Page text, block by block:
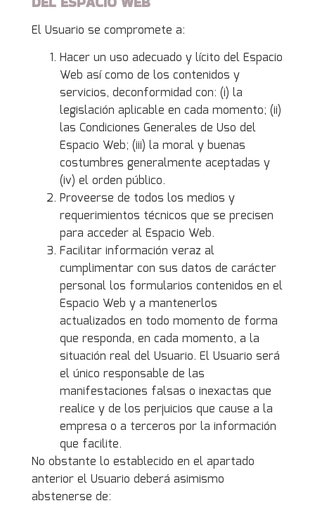
El Usuario se compromete a:
Hacer un uso adecuado y lícito del Espacio
Web así como de los contenidos y
servicios, deconformidad con: (i) la
legislación aplicable en cada momento; (ii)
las Condiciones Generales de Uso del
Espacio Web; (iii) la moral y buenas
costumbres generalmente aceptadas y
(iv) el orden público.
Proveerse de todos los medios y
requerimientos técnicos que se precisen
para acceder al Espacio Web.
Facilitar información veraz al
cumplimentar con sus datos de carácter
personal los formularios contenidos en el
Espacio Web y a mantenerlos
actualizados en todo momento de forma
que responda, en cada momento, a la
situación real del Usuario. El Usuario será
el único responsable de las
manifestaciones falsas o inexactas que
realice y de los perjuicios que cause a la
empresa o a terceros por la información
que facilite.
No obstante lo establecido en el apartado
anterior el Usuario deberá asimismo
abstenerse de: